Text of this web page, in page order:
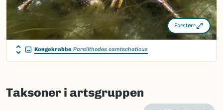
Forstørr
Kongekrabbe Paralithodes camtschaticus
Taksoner i artsgruppen